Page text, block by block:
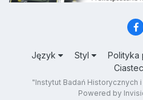
Język Styl Polityka
"Instytut Badań Historycznych
Powered by